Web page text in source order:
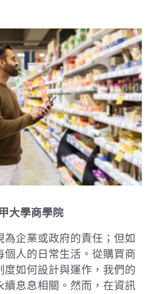
大學商學院
為企業或政府的責任；但如
個人的日常生活。從購買商
度如何設計與運作，我們的
續息息相關。然而，在資訊